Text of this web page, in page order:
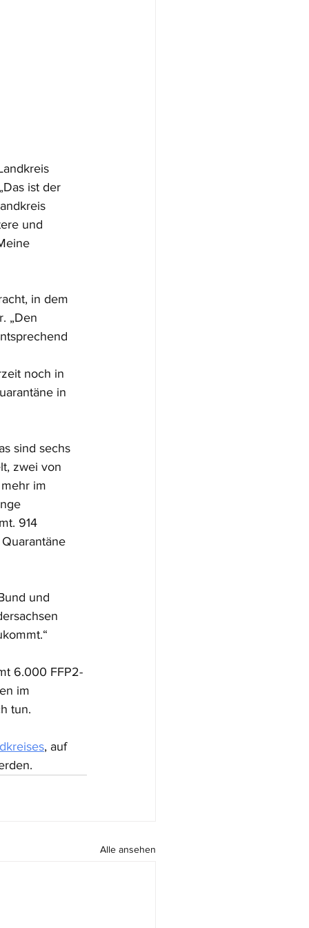
ist der
und
in dem
„Den
noch in
in
sind sechs
zwei von
im
914
und
6.000 FFP2-
im
tun.
, auf
Alle ansehen